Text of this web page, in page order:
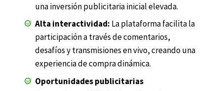
una inversión publicitaria inicial elevada.
Alta interactividad: La plataforma facilita la
participación a través de comentarios,
desafíos y transmisiones en vivo, creando una
experiencia de compra dinámica.
Oportunidades publicitarias